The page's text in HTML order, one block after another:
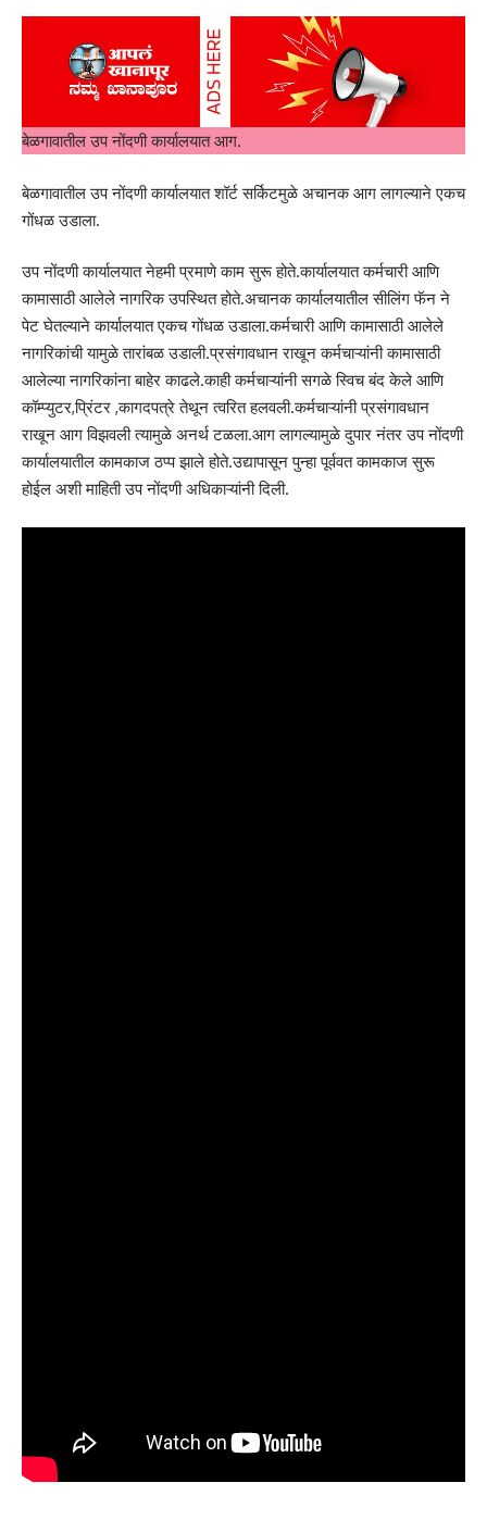
बेळगावातील उप नोंदणी कार्यालयात आग.
बेळगावातील उप नोंदणी कार्यालयात शॉर्ट सर्किटमुळे अचानक आग लागल्याने एकच
गोंधळ उडाला.
उप नोंदणी कार्यालयात नेहमी प्रमाणे काम सुरू होते.कार्यालयात कर्मचारी आणि
कामासाठी आलेले नागरिक उपस्थित होते.अचानक कार्यालयातील सीलिंग फॅन ने
पेट घेतल्याने कार्यालयात एकच गोंधळ उडाला.कर्मचारी आणि कामासाठी आलेले
नागरिकांची यामुळे तारांबळ उडाली.प्रसंगावधान राखून कर्मचाऱ्यांनी कामासाठी
आलेल्या नागरिकांना बाहेर काढले.काही कर्मचाऱ्यांनी सगळे स्विच बंद केले आणि
कॉम्प्युटर,प्रिंटर ,कागदपत्रे तेथून त्वरित हलवली.कर्मचाऱ्यांनी प्रसंगावधान
राखून आग विझवली त्यामुळे अनर्थ टळला.आग लागल्यामुळे दुपार नंतर उप नोंदणी
कार्यालयातील कामकाज ठप्प झाले होते.उद्यापासून पुन्हा पूर्ववत कामकाज सुरू
होईल अशी माहिती उप नोंदणी अधिकाऱ्यांनी दिली.